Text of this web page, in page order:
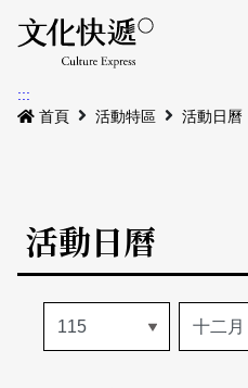
最新公告
本期專題
歷史專題
活動特區
活動列表
關於我們
:::
首頁
活動特區 活動日曆
活動日曆